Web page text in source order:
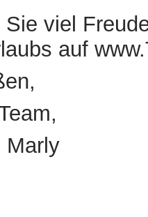
viel
auf
Marly